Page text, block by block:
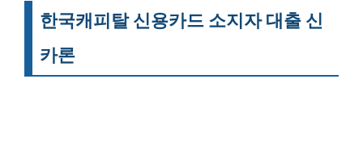
한국캐피탈 신용카드 소지자 대출 신
카론